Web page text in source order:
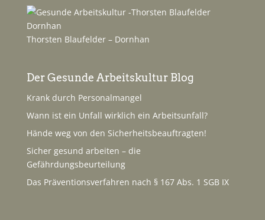
Thorsten Blaufelder – Dornhan
Der Gesunde Arbeitskultur Blog
Krank durch Personalmangel
Wann ist ein Unfall wirklich ein Arbeitsunfall?
Hände weg von den Sicherheitsbeauftragten!
Sicher gesund arbeiten – die
Gefährdungsbeurteilung
Das Präventionsverfahren nach § 167 Abs. 1 SGB IX